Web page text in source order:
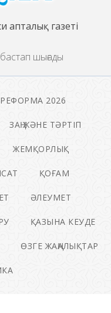
апталық газеті
шығады
РЕФОРМА 2026
ЗАҢ ЖӘНЕ ТӘРТІП
ЖЕМҚОРЛЫҚ
ҚОҒАМ
ӘЛЕУМЕТ
ҚАЗЫНА КЕУДЕ
ӨЗГЕ ЖАҢАЛЫҚТАР